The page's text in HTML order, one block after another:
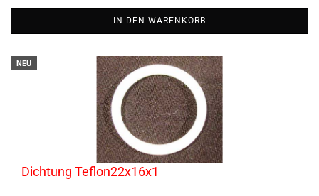
IN DEN WARENKORB
NEU
Dichtung Teflon22x16x1